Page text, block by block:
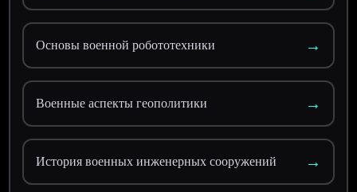
Основы военной робототехники →
Военные аспекты геополитики →
История военных инженерных сооружений →